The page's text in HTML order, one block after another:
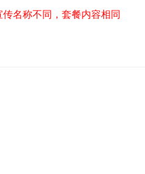
名称不同，套餐内容相同